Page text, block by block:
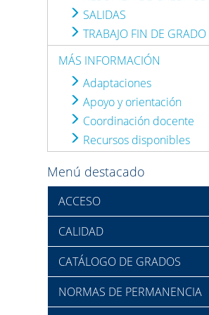
SALIDAS
TRABAJO FIN DE GRADO
MÁS INFORMACIÓN
Adaptaciones
Apoyo y orientación
Coordinación docente
Recursos disponibles
Menú destacado
ACCESO
CALIDAD
CATÁLOGO DE GRADOS
NORMAS DE PERMANENCIA